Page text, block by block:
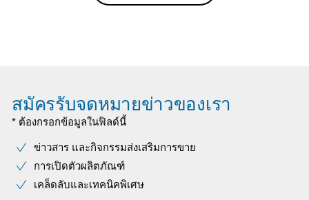
them as simple in ear buds as have
never had this issue with the many
สมัครรับจดหมายข่าวของเรา
* ต้องกรอกข้อมูลในฟิลด์นี้
ข่าวสาร และกิจกรรมส่งเสริมการขาย
การเปิดตัวผลิตภัณฑ์
เคล็ดลับและเทคนิคพิเศษ